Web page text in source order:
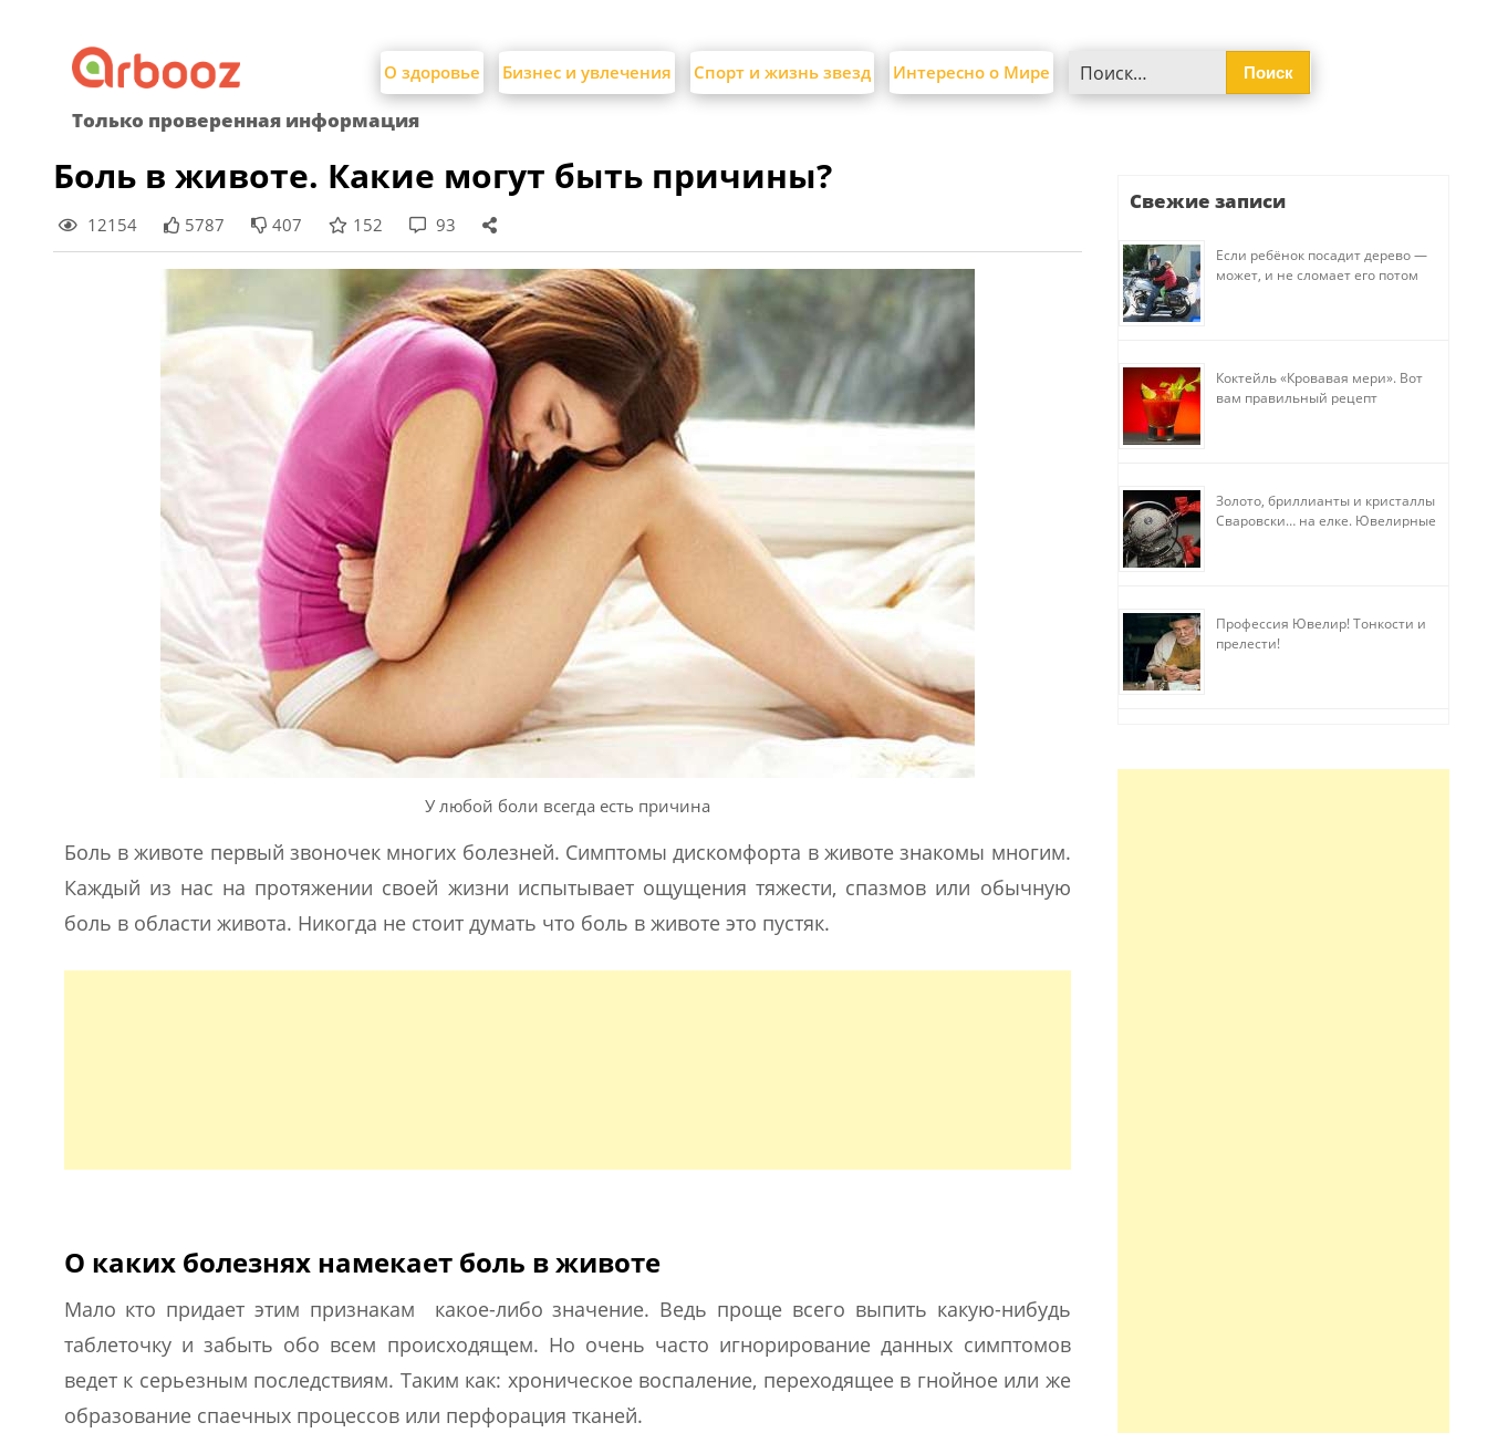
content
О здоровье Бизнес и увлечения Спорт и жизнь звезд Интересно о Мире
Только проверенная информация
Боль в животе. Какие могут быть причины?
12154 5787 407 152 93
У любой боли всегда есть причина
Боль в животе первый звоночек многих болезней. Симптомы дискомфорта в животе знакомы многим.
Каждый из нас на протяжении своей жизни испытывает ощущения тяжести, спазмов или обычную
боль в области живота. Никогда не стоит думать что боль в животе это пустяк.
О каких болезнях намекает боль в животе
Мало кто придает этим признакам какое-либо значение. Ведь проще всего выпить какую-нибудь
таблеточку и забыть обо всем происходящем. Но очень часто игнорирование данных симптомов
ведет к серьезным последствиям. Таким как: хроническое воспаление, переходящее в гнойное или же
образование спаечных процессов или перфорация тканей.
Свежие записи
Если ребёнок посадит дерево —
может, и не сломает его потом
Коктейль «Кровавая мери». Вот
вам правильный рецепт
Золото, бриллианты и кристаллы
Сваровски… на елке. Ювелирные
Профессия Ювелир! Тонкости и
прелести!